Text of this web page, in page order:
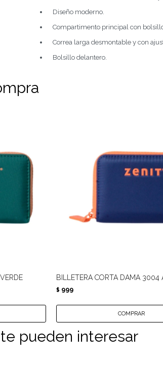
Diseño moderno.
Compartimento principal con
Correa larga desmontable y con
Bolsillo delantero.
BILLETERA CORTA DAMA 3004
$ 999
pueden interesar